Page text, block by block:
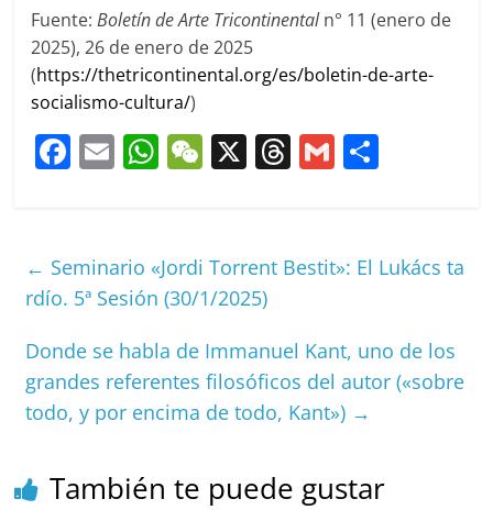
Fuente:Boletín de Arte Tricontinentaln° 11 (enero de
2025), 26 de enero de 2025
(https://thetricontinental.org/es/boletin-de-arte-
socialismo-cultura/)
F
e
b
o
k
E
l
W
s
A
p
W
h
at
X T
a
G
l p
← Seminario «Jordi Torrent Bestit»: El Lukács ta
rdío. 5ª Sesión (30/1/2025)
Donde se habla de Immanuel Kant, uno de los
grandes referentes filosóficos del autor («sobre
todo, y por encima de todo, Kant») →
También te puede gustar